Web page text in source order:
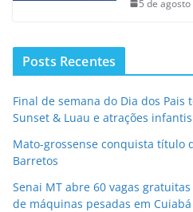
5 de
Posts Recentes
Final de semana do Dia dos Pais
Sunset & Luau e atrações
Mato-grossense conquista título
Barretos
Senai MT abre 60 vagas
de máquinas pesadas em Cuiabá